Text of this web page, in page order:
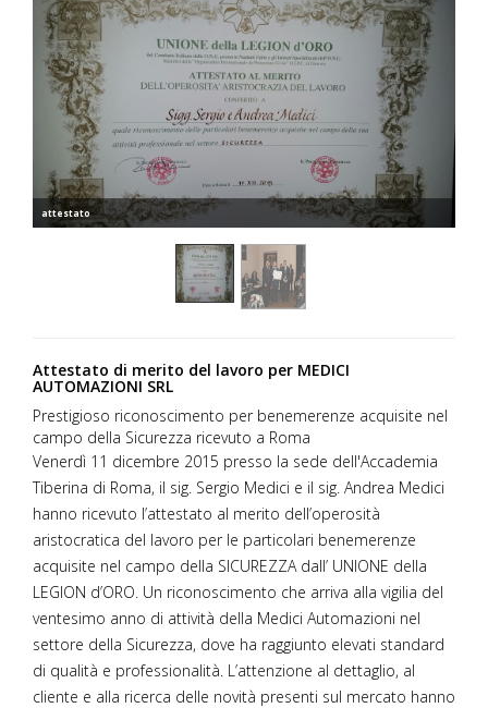
attestato
Attestato di merito del lavoro per MEDICI
AUTOMAZIONI SRL
Prestigioso riconoscimento per benemerenze acquisite nel
campo della Sicurezza ricevuto a Roma
Venerdì 11 dicembre 2015 presso la sede dell'Accademia
Tiberina di Roma, il sig. Sergio Medici e il sig. Andrea Medici
hanno ricevuto l’attestato al merito dell’operosità
aristocratica del lavoro per le particolari benemerenze
acquisite nel campo della SICUREZZA dall’ UNIONE della
LEGION d’ORO. Un riconoscimento che arriva alla vigilia del
ventesimo anno di attività della Medici Automazioni nel
settore della Sicurezza, dove ha raggiunto elevati standard
di qualità e professionalità. L’attenzione al dettaglio, al
cliente e alla ricerca delle novità presenti sul mercato hanno